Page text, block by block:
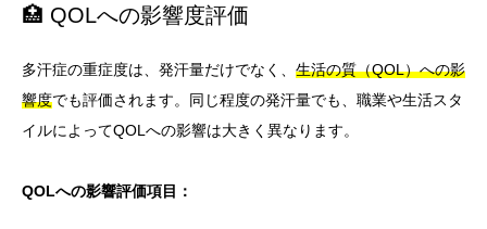
🏥 QOLへの影響度評価
多汗症の重症度は、発汗量だけでなく、 生活の質（QOL）への影
響度でも評価されます。同じ程度の発汗量でも、職業や生活スタ
イルによってQOLへの影響は大きく異なります。
QOLへの影響評価項目：